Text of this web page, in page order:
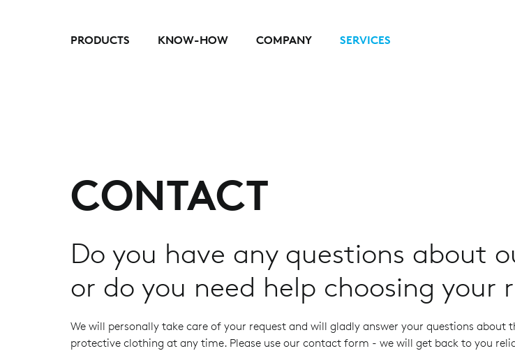
PRODUCTS KNOW-HOW COMPANY SERVICES
CONTACT
Do you have any questions about
or do you need help choosing your
We will personally take care of your request and will gladly answer your questions about
protective clothing at any time. Please use our contact form - we will get back to you